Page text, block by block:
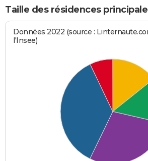
Taille des résidences
Données 2022 (source :
l'Insee)